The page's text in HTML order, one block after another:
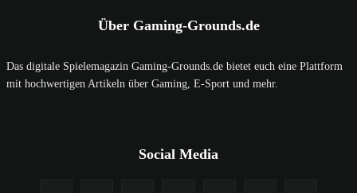
Über Gaming-Grounds.de
Das digitale Spielemagazin Gaming-Grounds.de bietet euch eine Plattform
mit hochwertigen Artikeln über Gaming, E-Sport und mehr.
Social Media